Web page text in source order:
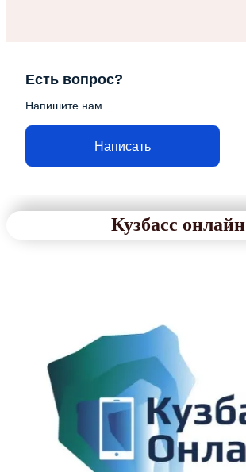
Есть вопрос?
Напишите нам
Написать
Кузбасс онлайн